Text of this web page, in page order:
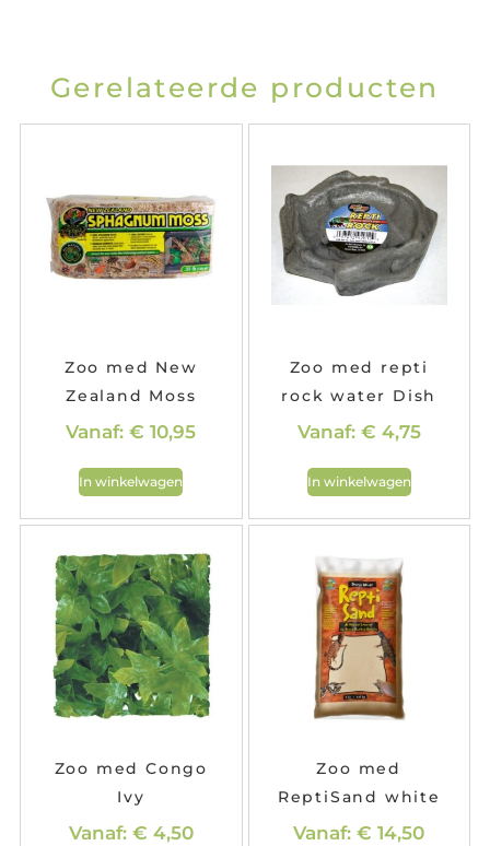
Gerelateerde producten
Zoo med New
Zealand Moss
Vanaf:€ 10,95
In winkelwagen
Zoo med repti
rock water Dish
Vanaf: € 4,75
In winkelwagen
Zoo med Congo
Ivy
Vanaf: € 4,50
Zoo med
ReptiSand white
Vanaf:€ 14,50